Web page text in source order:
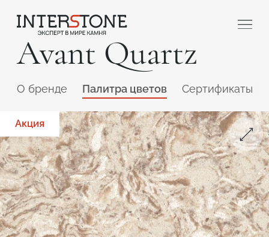
Avant Quartz
O бренде Палитра цветов Сертификаты
Акция
Ваша сфера деятельности
Обработчик Дизайнер